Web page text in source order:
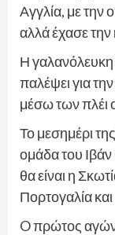
Αγγλία, με την
αλλά έχασε
Η γαλανόλευκη
παλέψει για
μέσω των πλέι
Το μεσημέρι
ομάδα του Ιβάν
θα είναι η
Πορτογαλία
O πρώτος